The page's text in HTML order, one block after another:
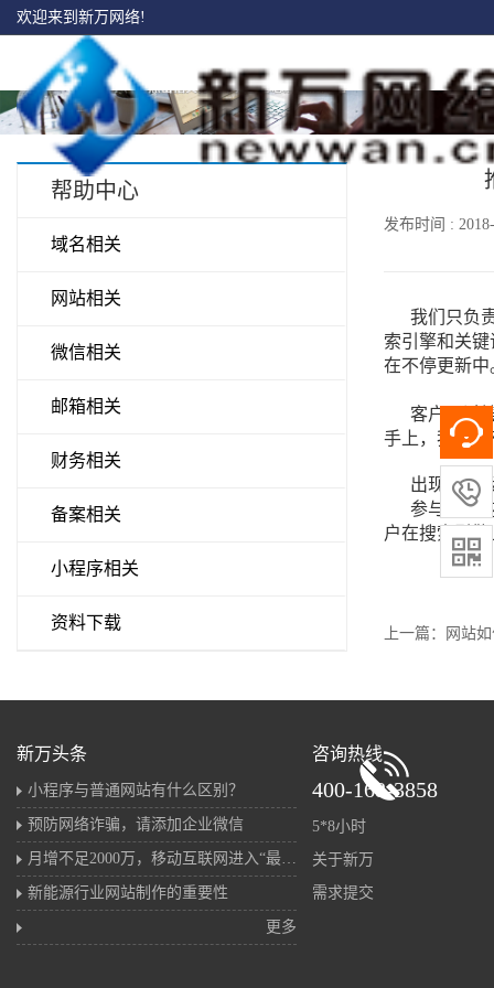
欢迎来到新万网络!
帮助中心
域名相关
网站相关
微信相关
邮箱相关
财务相关
备案相关
小程序相关
资料下载
发布时间 :
我们只负责
索引擎和关
在不停更新中
客户通过搜
手上，我们
出现原因
参与推广的
户在搜索引
上一篇：网站
新万头条
小程序与普通网站有什么区别？
预防网络诈骗，请添加企业微信
月增不足2000万，移动互联网进入“最后的存量战”
新能源行业网站制作的重要性
更多
咨询热线
400-168-3858
5*8小时
关于新万
需求提交

